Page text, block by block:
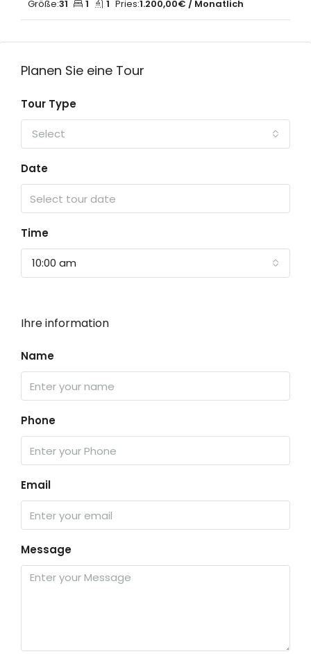
Größe:31 1 1 Pries:1.200,00€ / Monatlich
Planen Sie eine Tour
Tour Type
Select
Date
Time
10:00 am
Ihre information
Name
Phone
Email
Message